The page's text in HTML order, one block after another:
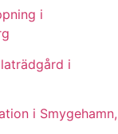
i
i
i Smygehamn,